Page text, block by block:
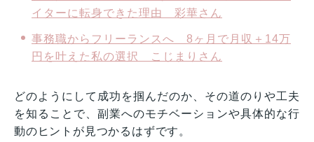
イターに転身できた理由 彩華さん
事務職からフリーランスへ 8ヶ月で月収＋14万
円を叶えた私の選択 こじまりさん
どのようにして成功を掴んだのか、その道のりや工夫
を知ることで、副業へのモチベーションや具体的な行
動のヒントが見つかるはずです。